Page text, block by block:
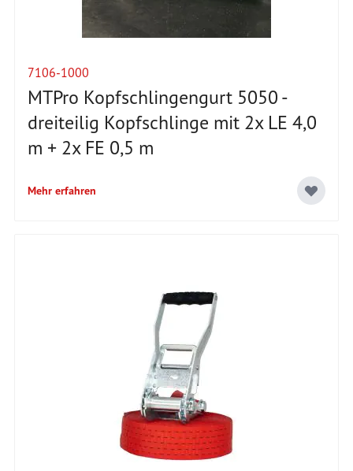
7106-1000
MTPro Kopfschlingengurt 5050 -
dreiteilig Kopfschlinge mit 2x LE 4,0
m + 2x FE 0,5 m
Mehr erfahren